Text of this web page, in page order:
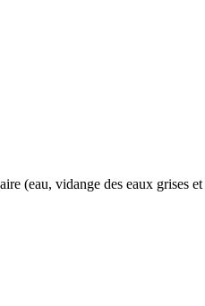
(eau, vidange des eaux grises